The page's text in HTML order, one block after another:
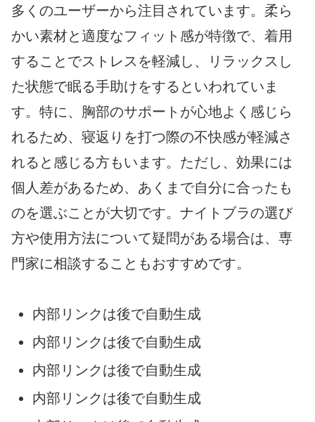
多くのユーザーから注目されています。柔ら
かい素材と適度なフィット感が特徴で、着用
することでストレスを軽減し、リラックスし
た状態で眠る手助けをするといわれていま
す。特に、胸部のサポートが心地よく感じら
れるため、寝返りを打つ際の不快感が軽減さ
れると感じる方もいます。ただし、効果には
個人差があるため、あくまで自分に合ったも
のを選ぶことが大切です。ナイトブラの選び
方や使用方法について疑問がある場合は、専
門家に相談することもおすすめです。
内部リンクは後で自動生成
内部リンクは後で自動生成
内部リンクは後で自動生成
内部リンクは後で自動生成